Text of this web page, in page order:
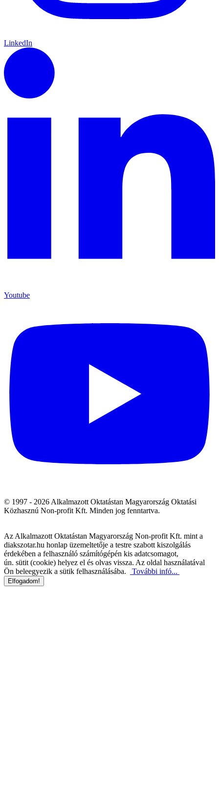
LinkedIn
Youtube
© 1997 - 2026 Alkalmazott Oktatástan Magyarország Oktatási
Közhasznú Non-profit Kft. Minden jog fenntartva.
Az Alkalmazott Oktatástan Magyarország Non-profit Kft. mint a
diakszotar.hu honlap üzemeltetője a testre szabott kiszolgálás
érdekében a felhasználó számítógépén kis adatcsomagot,
ún. sütit (cookie) helyez el és olvas vissza. Az oldal használatával
Ön beleegyezik a sütik felhasználásába.
További infó...
Elfogadom!